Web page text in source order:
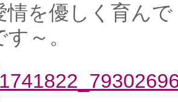
情を優しく育ん
す～。